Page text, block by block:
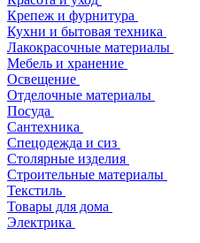
Крепеж и фурнитура
Кухни и бытовая техника
Лакокрасочные материалы
Мебель и хранение
Освещение
Отделочные материалы
Посуда
Сантехника
Спецодежда и сиз
Столярные изделия
Строительные материалы
Текстиль
Товары для дома
Электрика